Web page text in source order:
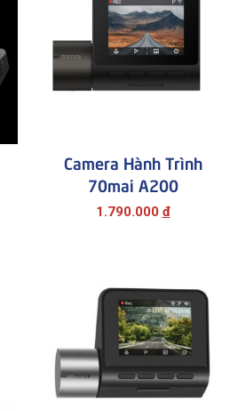
Camera Hành Trình
70mai A200
1.790.000 đ